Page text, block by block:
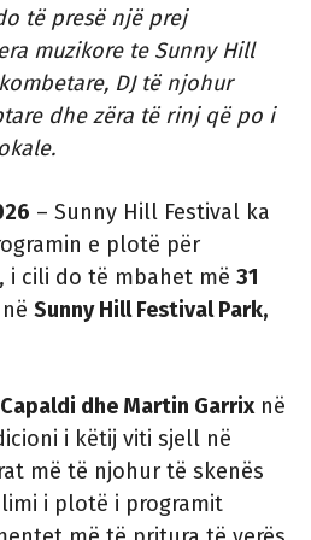
të presë një prej
muzikore te Sunny Hill
DJ të njohur
dhe zëra të rinj që po i
– Sunny Hill Festival ka
e plotë për
i cili do të mbahet më 31
në Sunny Hill Festival Park,
dhe Martin Garrixnë
i këtij viti sjell në
më të njohur të skenës
i plotë i programit